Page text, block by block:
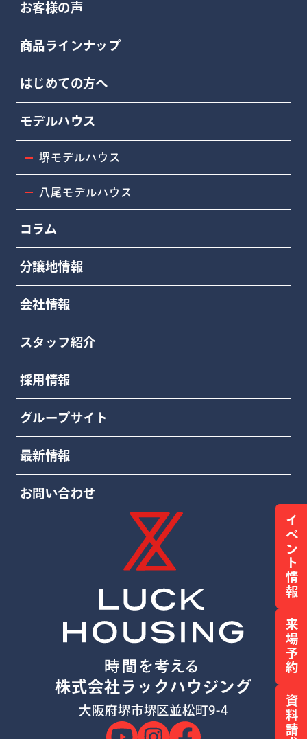
イベント情報
来場予約
資料請求
お客様の声
商品ラインナップ
はじめての方へ
モデルハウス
堺モデルハウス
八尾モデルハウス
コラム
分譲地情報
会社情報
スタッフ紹介
採用情報
グループサイト
最新情報
お問い合わせ
株式会社ラックハウジング
大阪府堺市堺区並松町9-4